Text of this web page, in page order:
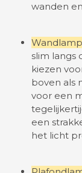
wanden
slim langs
kiezen
boven als
voor een
een
het licht